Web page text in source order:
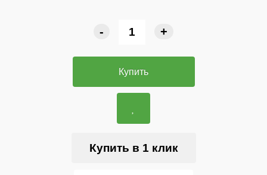
- +
Купить
Купить в 1 клик